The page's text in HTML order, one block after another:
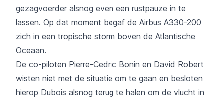
gezagvoerder alsnog even een rustpauze in te
lassen. Op dat moment begaf de Airbus A330-200
zich in een tropische storm boven de Atlantische
Oceaan.
De co-piloten Pierre-Cedric Bonin en David Robert
wisten niet met de situatie om te gaan en besloten
hierop Dubois alsnog terug te halen om de vlucht in